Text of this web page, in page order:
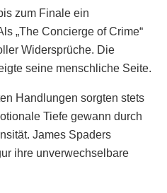
zum Finale ein
„The Concierge of Crime“
Widersprüche. Die
seine menschliche Seite.
Handlungen sorgten stets
Tiefe gewann durch
James Spaders
ihre unverwechselbare